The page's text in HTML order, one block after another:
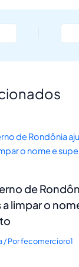
de
limpar o
/ Porfecomercioro1